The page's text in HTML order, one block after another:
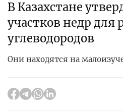
В Казахстане
участков недр для
углеводородов
Они находятся на